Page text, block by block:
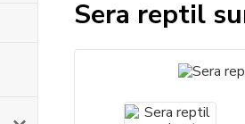
Sera reptil